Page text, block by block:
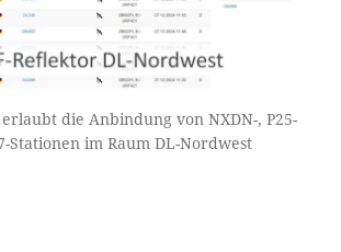
die Anbindung von NXDN-, P25-
Stationen im Raum DL-Nordwest